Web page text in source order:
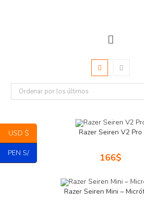
Ordenar por los últimos
Razer Seiren V2 Pro
166$
Razer Seiren Mini –
USD $
PEN S/.